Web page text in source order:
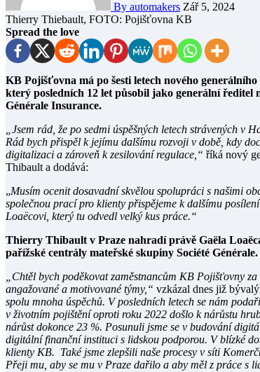
By automakers Zář 5, 2024
Thierry Thiebault, FOTO: Pojišťovna KB
Spread the love
KB Pojišťovna má po šesti letech nového generálního ředitele a předsedu představenstva. Stal se jím Thierry Thibault,
který posledních 12 let působil jako generální ředitel
Générale Insurance.
„Jsem rád, že po sedmi úspěšných letech strávených
Rád bych přispěl k jejímu dalšímu rozvoji v době, kdy
digitalizaci a zároveň k zesilování regulace,“ říká nový
Thibault a dodává:
„Musím ocenit dosavadní skvělou spolupráci s našimi
společnou prací pro klienty přispějeme k dalšímu
Loaëcovi, který tu odvedl velký kus práce.“
Thierry Thibault v Praze nahradí právě Gaëla
pařížské centrály mateřské skupiny Société Générale.
„Chtěl bych poděkovat zaměstnancům KB Pojišťovny
angažované a motivované týmy,“ vzkázal dnes již
spolu mnoha úspěchů. V posledních letech se nám
v životním pojištění oproti roku 2022 došlo k nárůstu
nárůst dokonce 23 %. Posunuli jsme se v budování
digitální finanční instituci s lidskou podporou. V blízké
klienty KB. Také jsme zlepšili naše procesy v síti
Přeji mu, aby se mu v Praze dařilo a aby měl z práce s